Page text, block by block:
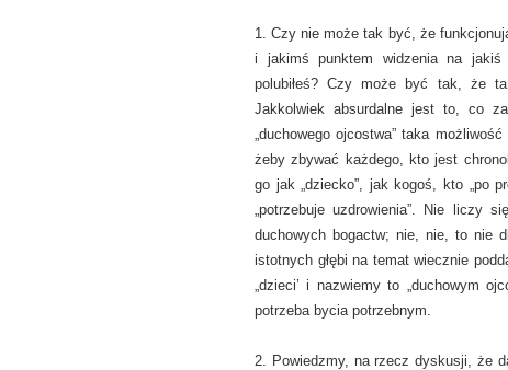
1. Czy nie może tak być, że
i jakimś punktem widzenia na jakiś
polubiłeś? Czy może być tak, że
Jakkolwiek absurdalne jest to, co
„duchowego ojcostwa” taka
żeby zbywać każdego, kto jest
go jak „dziecko”, jak kogoś, kto „po
„potrzebuje uzdrowienia”. Nie liczy
duchowych bogactw; nie, nie, to nie
istotnych głębi na temat wiecznie
„dzieci’ i nazwiemy to „duchowym
potrzeba bycia potrzebnym.
2. Powiedzmy, na rzecz dyskusji, że